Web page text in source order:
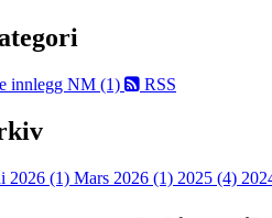
innlegg NM (1) RSS
2026 (1) Mars 2026 (1) 2025 (4)